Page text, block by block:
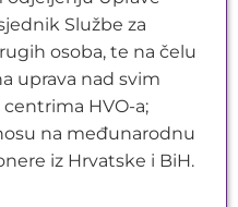
Službe za
osoba, te na čelu
uprava nad svim
HVO-a;
na međunarodnu
iz Hrvatske i BiH.